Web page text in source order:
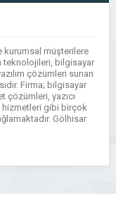
kurumsal müşterilere
bilgisayar
çözümleri sunan
Firma; bilgisayar
çözümleri, yazıcı
hizmetleri gibi birçok
Gölhisar
ürün ve